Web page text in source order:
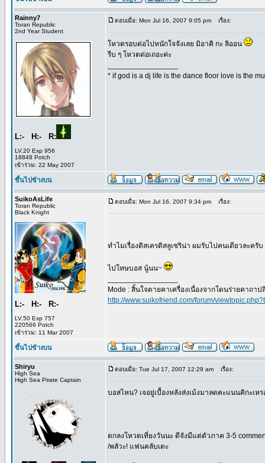
Rainny7
Toran Republic
2nd Year Student
L:- H:- R:
LV.20 Exp 956
18848 Potch
เข้าร่วม: 22 May 2007
ตอบเมื่อ: Mon Jul 16, 2007 9:05 pm เรื่อง:
โหวตรอบต่อไปหนักใจจังเลย มิอาคิ กะ ลิออน
รีบ ๆ โหวตต่อเถอะค่ะ
* if god is a dj life is the dance floor love is the
ขึ้นไปข้างบน
SuikoAsLife
Toran Republic
Black Knight
L:- H:- R:-
LV.50 Exp 757
220566 Potch
เข้าร่วม: 11 Mar 2007
ตอบเมื่อ: Mon Jul 16, 2007 9:34 pm เรื่อง:
ทำไมเรื่องดิสเครดิสลูเซริน่า ผมรับไปคนเดียวละครับ
ไปโทษบอส นู้นน~
Mode : สิ้นใจตายคาเครื่องเนื่องจากโดนร่ายคาถา
http://www.suikofriend.com/forum/
ขึ้นไปข้างบน
Shiryu
High Sea
High Sea Pirate Captain
ตอบเมื่อ: Tue Jul 17, 2007 12:29 am เรื่อง:
บอสไหน? เจอยู่เบื้องหลังส่งเม้งมาลดคะแนนคิกะเห
ตกลงโหวตเที่ยงวันนะ ดีจังมีแต่ตัวภาค 3-5
/พลัวะ! แฟนคลับเตะ